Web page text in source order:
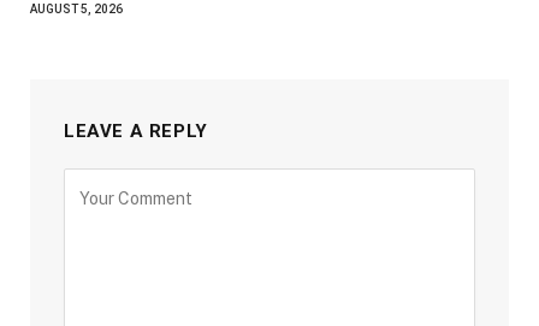
AUGUST 5, 2026
LEAVE A REPLY